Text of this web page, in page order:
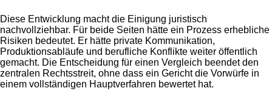
Diese Entwicklung macht die Einigung juristisch
nachvollziehbar. Für beide Seiten hätte ein Prozess erhebliche
Risiken bedeutet. Er hätte private Kommunikation,
Produktionsabläufe und berufliche Konflikte weiter öffentlich
gemacht. Die Entscheidung für einen Vergleich beendet den
zentralen Rechtsstreit, ohne dass ein Gericht die Vorwürfe in
einem vollständigen Hauptverfahren bewertet hat.